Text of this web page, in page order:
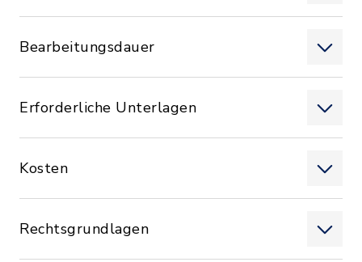
Bearbeitungsdauer
Erforderliche Unterlagen
Kosten
Rechtsgrundlagen